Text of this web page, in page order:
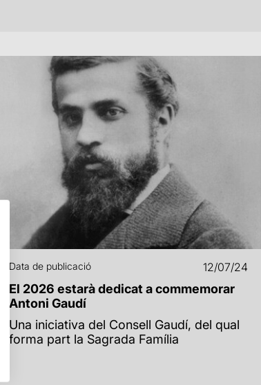
Data de publicació 12/07/24
El 2026 estarà dedicat a commemorar
Antoni Gaudí
Una iniciativa del Consell Gaudí, del qual
forma part la Sagrada Família